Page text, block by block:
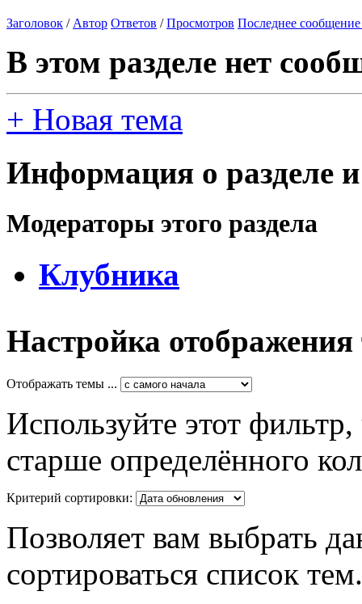
Заголовок / Автор Ответов /Просмотров Последнее сообщение
В этом разделе нет
+ Новая тема
Информация о разделе
Модераторы этого раздела
Клубника
Настройка отображения
Отображать темы ...
Используйте этот
старше определённого
Критерий сортировки:
Позволяет вам выбрать
сортироваться список тем.